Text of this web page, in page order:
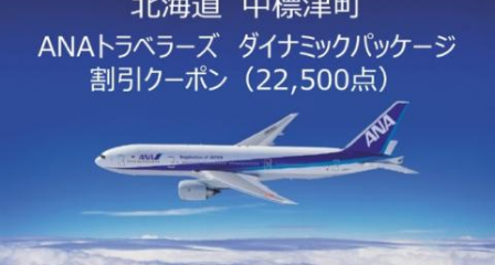
旅行・宿泊・体験 北海道 中標津町 ANAトラベラーズダイ
旅行・宿泊・体験 パッケージ旅行 ANAダイナミック